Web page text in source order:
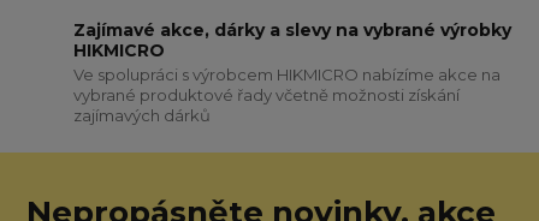
Zajímavé akce, dárky a slevy na vybrané výrobky
HIKMICRO
Ve spolupráci s výrobcem HIKMICRO nabízíme akce na
vybrané produktové řady včetně možnosti získání
zajímavých dárků
Nepropásněte novinky, akce